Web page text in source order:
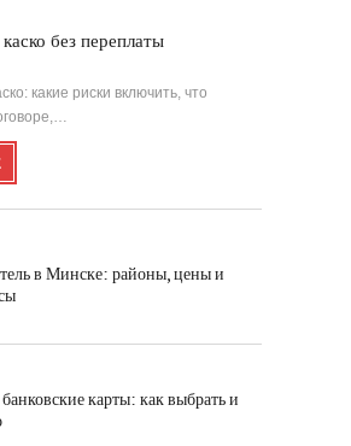
без переплаты
какие риски включить, что
в Минске: районы, цены и
карты: как выбрать и